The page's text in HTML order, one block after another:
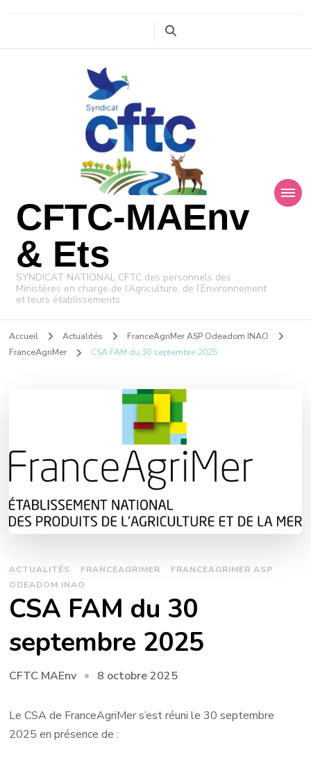
CFTC-MAEnv
& Ets
SYNDICAT NATIONAL CFTC des personnels des
Ministères en charge de l’Agriculture, de l’Environnement
et leurs établissements
Accueil Actualités
FranceAgriMer ASP Odeadom INAO
FranceAgriMer
CSA FAM du 30 septembre 2025
ACTUALITÉS FRANCEAGRIMER
FRANCEAGRIMER ASP
ODEADOM INAO
CSA FAM du 30
septembre 2025
CFTC MAEnv 8 octobre 2025
Le CSA de FranceAgriMer s’est réuni le 30 septembre
2025 en présence de :